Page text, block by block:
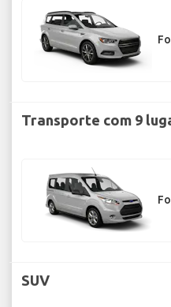
Transporte com 9
SUV